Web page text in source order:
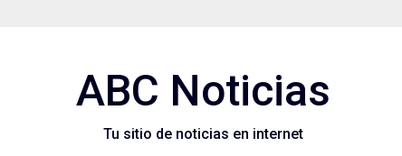
ABC Noticias
Tu sitio de noticias en internet